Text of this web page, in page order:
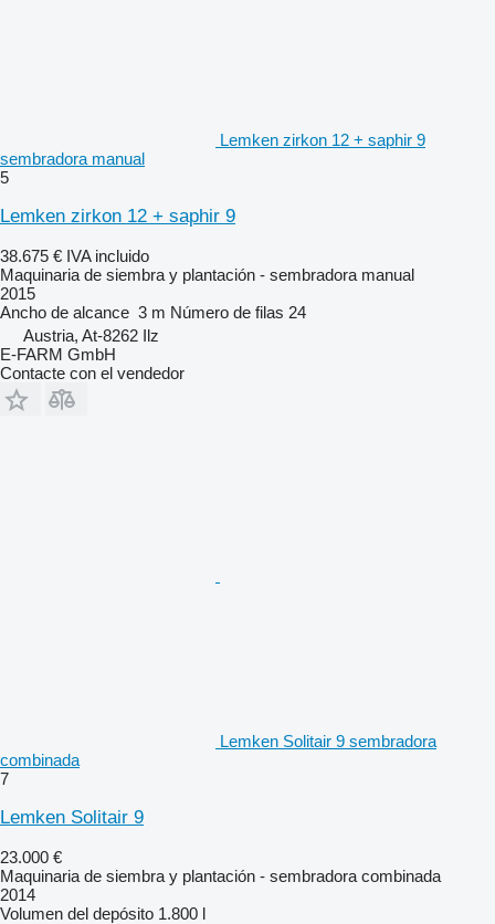
Lemken zirkon 12 + saphir 9
sembradora manual
5
Lemken zirkon 12 + saphir 9
38.675 € IVA incluido
Maquinaria de siembra y plantación - sembradora manual
2015
Ancho de alcance 3 m Número de filas 24
Austria, At-8262 Ilz
E-FARM GmbH
Contacte con el vendedor
Lemken Solitair 9 sembradora
combinada
7
Lemken Solitair 9
23.000 €
Maquinaria de siembra y plantación - sembradora combinada
2014
Volumen del depósito 1.800 l